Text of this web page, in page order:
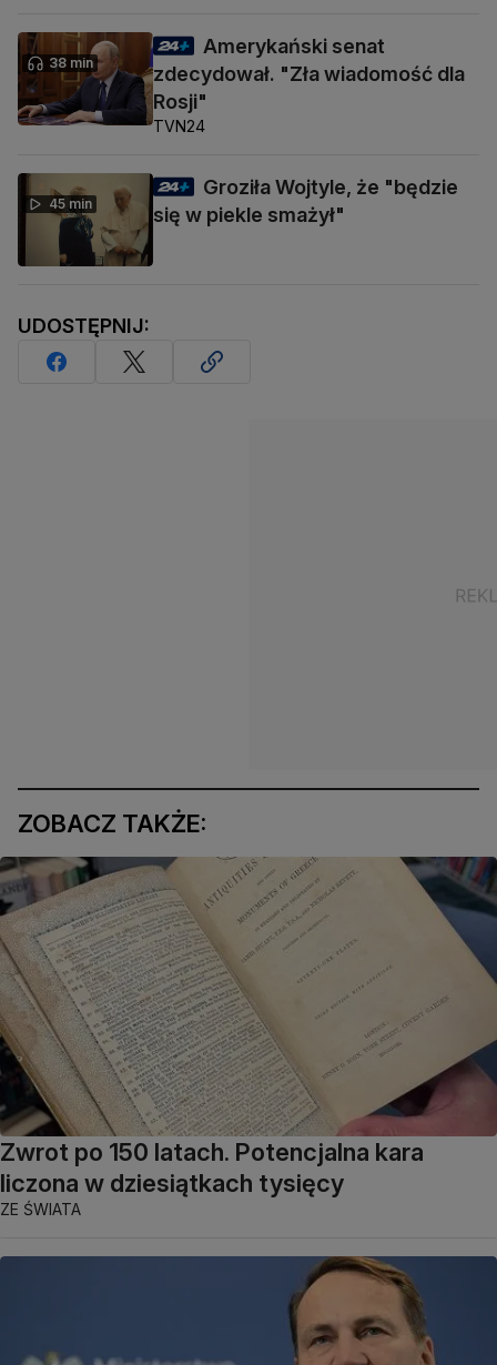
38 min
Amerykański senat
zdecydował. "Zła wiadomość dla
Rosji"
TVN24
45 min
Groziła Wojtyle, że "będzie
się w piekle smażył"
UDOSTĘPNIJ:
ZOBACZ TAKŻE:
Zwrot po 150 latach. Potencjalna kara
liczona w dziesiątkach tysięcy
ZE ŚWIATA